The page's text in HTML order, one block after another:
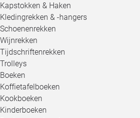
Kapstokken & Haken
Kledingrekken & -hangers
Schoenenrekken
Wijnrekken
Tijdschriftenrekken
Trolleys
Boeken
Koffietafelboeken
Kookboeken
Kinderboeken